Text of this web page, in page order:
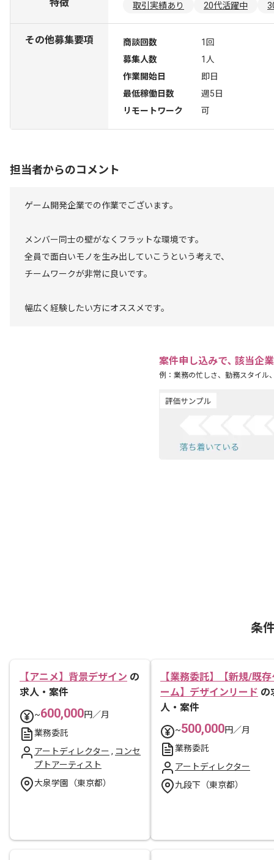
特徴 取引実績あり 20代活躍中
その他募集要項 商談回数
1回
募集人数
1人
作業開始日
即日
最低稼働日数
週5日
リモートワーク
可
担当者からのコメント
ゲーム開発企業での作業でございます。
メンバー同士の壁がなくフラットな環境です。
全員で面白いモノを生み出していこうという考えで、
チームワークが非常に良いです。
幅広く経験したい方にオススメです。
案件申し込みで､ 該当企
例：業務の忙しさ、勤務スタイル
条
【アニメ】背景デザイン の
求人・案件
~600,000円／月
業務委託
アートディレクター , コンセ
プトアーティスト
大泉学園（東京都）
【業務委託】【新規/既存
ーム】デザインリード の
人・案件
~500,000円／月
業務委託
アートディレクター
九段下（東京都）